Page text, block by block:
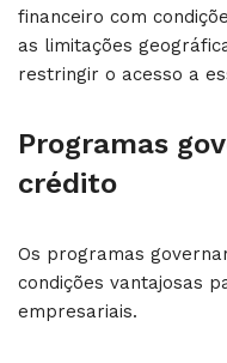
financeiro com
as limitações
restringir o acesso a
Programas
crédito
Os programas
condições vantajosas
empresariais.